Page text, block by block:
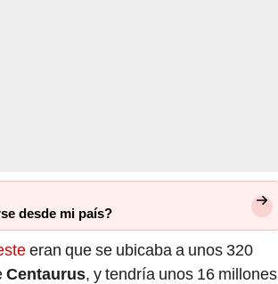
desde mi país?
eran que se ubicaba a unos 320
Centaurus, y tendría unos 16 millones